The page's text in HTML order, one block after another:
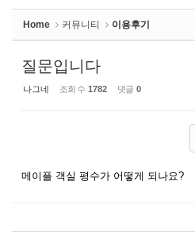
Home 커뮤니티 이용후기
질문입니다
나그네 조회 수 1782 댓글 0
메이플 객실 평수가 어떻게 되나요?